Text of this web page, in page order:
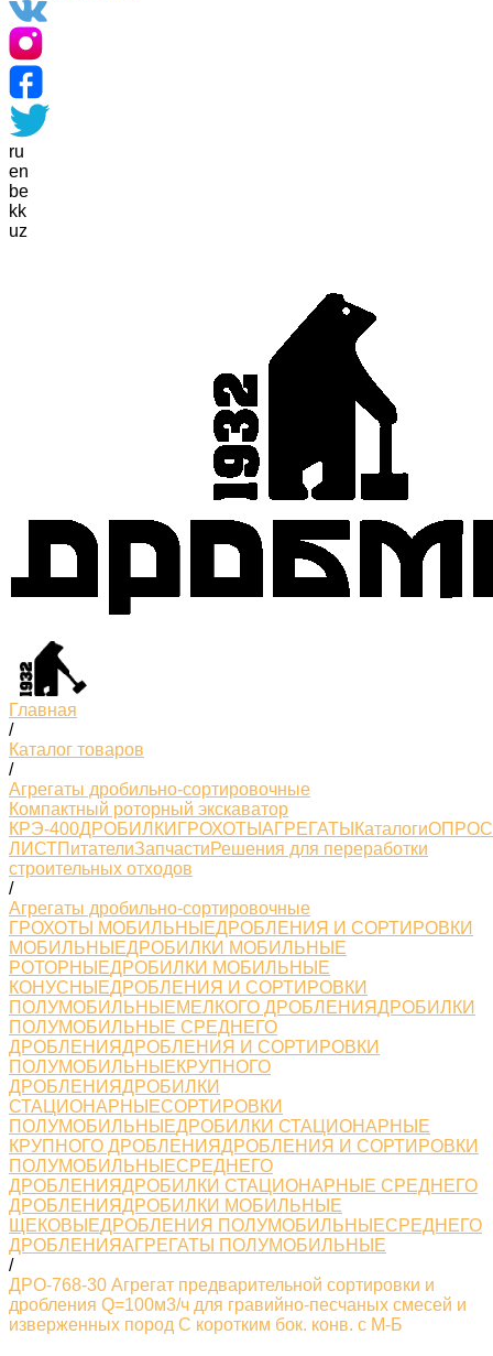
ru
en
be
kk
uz
Главная
/
Каталог товаров
/
Агрегаты дробильно-сортировочные
Компактный роторный экскаватор
КРЭ-400ДРОБИЛКИ ГРОХОТЫ АГРЕГАТЫ Каталоги
ЛИСТПитателиЗапчастиРешения для переработки
строительных отходов
/
Агрегаты дробильно-сортировочные
ГРОХОТЫ МОБИЛЬНЫЕДРОБЛЕНИЯ И СОРТИРОВКИ
МОБИЛЬНЫЕДРОБИЛКИ МОБИЛЬНЫЕ
РОТОРНЫЕДРОБИЛКИ МОБИЛЬНЫЕ
КОНУСНЫЕДРОБЛЕНИЯ И СОРТИРОВКИ
ПОЛУМОБИЛЬНЫЕМЕЛКОГО ДРОБЛЕНИЯДРОБИЛКИ
ПОЛУМОБИЛЬНЫЕ СРЕДНЕГО
ДРОБЛЕНИЯДРОБЛЕНИЯ И СОРТИРОВКИ
ПОЛУМОБИЛЬНЫЕКРУПНОГО
ДРОБЛЕНИЯДРОБИЛКИ
СТАЦИОНАРНЫЕСОРТИРОВКИ
ПОЛУМОБИЛЬНЫЕДРОБИЛКИ СТАЦИОНАРНЫЕ
КРУПНОГО ДРОБЛЕНИЯДРОБЛЕНИЯ И СОРТИРОВКИ
ПОЛУМОБИЛЬНЫЕСРЕДНЕГО
ДРОБЛЕНИЯДРОБИЛКИ СТАЦИОНАРНЫЕ СРЕДНЕГО
ДРОБЛЕНИЯДРОБИЛКИ МОБИЛЬНЫЕ
ЩЕКОВЫЕДРОБЛЕНИЯ ПОЛУМОБИЛЬНЫЕСРЕДНЕГО
ДРОБЛЕНИЯАГРЕГАТЫ ПОЛУМОБИЛЬНЫЕ
/
ДРО-768-30 Агрегат предварительной сортировки и
дробления Q=100м3/ч для гравийно-песчаных смесей и
изверженных пород С коротким бок. конв. с М-Б